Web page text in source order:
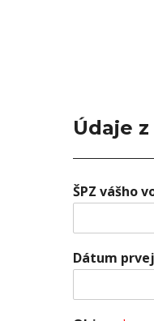
Údaje
ŠPZ vášho
Dátum